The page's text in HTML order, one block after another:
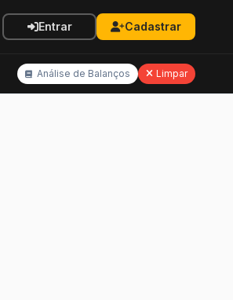
Entrar Cadastrar
Análise de Balanços Limpar